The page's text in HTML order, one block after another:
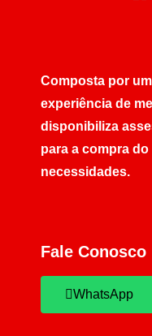
Composta por
experiência de
disponibiliza
para a compra
necessidades.
Fale Conosco
WhatsApp